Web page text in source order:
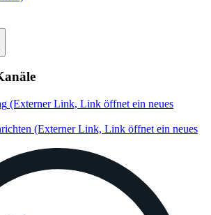
(Externer Link, Link öffnet ein neues
(Externer Link, Link öffnet ein neues